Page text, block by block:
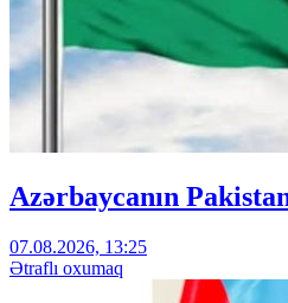
Azərbaycanın
07.08.2026, 13:25
Ətraflı oxumaq